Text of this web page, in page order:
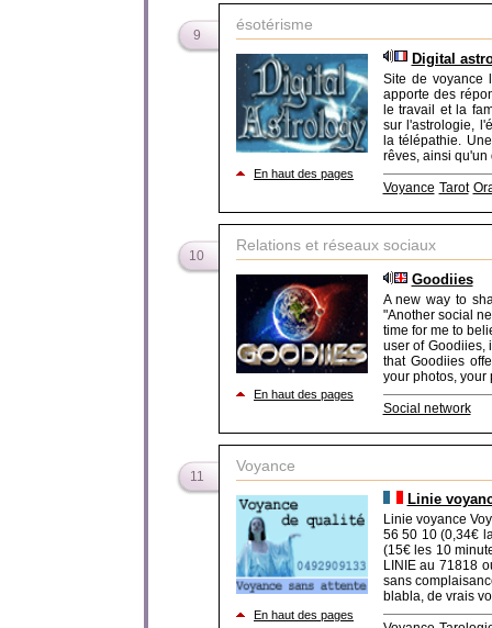
9
ésotérisme
En haut des pages
Digital
Site de voyance
apporte des
le travail et la
sur l'astrologie,
la télépathie.
rêves, ainsi qu'un
Voyance Tarot
10
Relations et réseaux sociaux
En haut des pages
Goodiies
A new way to
"Another social
time for me to
user of Goodiies,
that Goodiies
your photos, your
Social network
11
Voyance
En haut des pages
Linie
Linie voyance
56 50 10 (0,34€
(15€ les 10
LINIE au 71818
sans
blabla, de vrais